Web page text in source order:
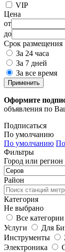
VIP
Цена
от
до
Срок размещения
За 24 часа
За 7 дней
За все время
Применить
Оформите
объявления по
Подписаться
По умолчанию
По умолчанию
Фильтры
Город или регион
Район
Категория
Не выбрано
Все категории
Услуги
Для
Инструменты
Электроника